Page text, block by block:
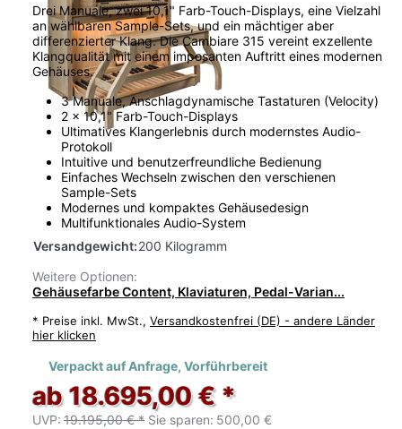
Drei Manuale, zwei 10,1" Farb-Touch-Displays, eine Vielzahl
an wählbaren Sample-Sets, und ein mächtiger aber
differenzierter Klang. Die Cambiare 315 vereint exzellente
Klangqualität mit einem imposanten Auftritt eines modernen
Gehäuses.
3 Manuale, Anschlagdynamische Tastaturen (Velocity)
2 x 10,1" Farb-Touch-Displays
Ultimatives Klangerlebnis durch modernstes Audio-
Protokoll
Intuitive und benutzerfreundliche Bedienung
Einfaches Wechseln zwischen den verschienen
Sample-Sets
Modernes und kompaktes Gehäusedesign
Multifunktionales Audio-System
Versandgewicht:200 Kilogramm
Weitere Optionen:
Gehäusefarbe Content, Klaviaturen, Pedal-Varian...
* Preise inkl. MwSt., Versandkostenfrei (DE) - andere Länder
hier klicken
Verpackt auf Anfrage, Vorführbereit
ab 18.695,00 € *
UVP: 19.195,00 € * Sie sparen: 500,00 €